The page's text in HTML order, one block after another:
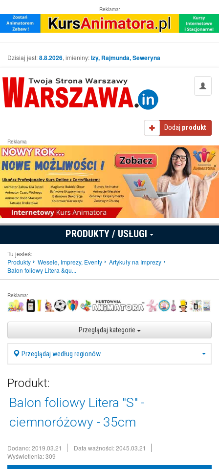
Reklama:
Dzisiaj jest:8.8.2026, imieniny:Izy, Rajmunda, Seweryna
Dodaj produkt
Reklama
PRODUKTY / USŁUGI
Tu jesteś:
Produkty
Wesele, Imprezy, Eventy
Artykuły na Imprezy
Balon foliowy Litera &qu...
Reklama:
Przeglądaj kategorie
Przeglądaj według regionów
Produkt:
Balon foliowy Litera "S" -
ciemnoróżowy - 35cm
Dodano: 2019.03.21
Data ważności: 2045.03.21
Wyświetlenia: 309